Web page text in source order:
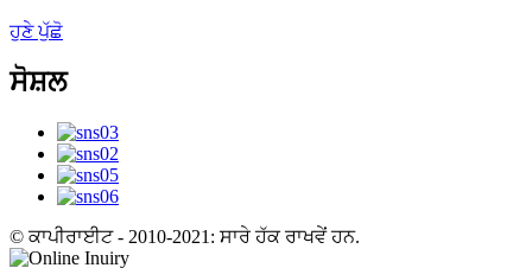
ਹੁਣੇ ਪੁੱਛੋ
ਸੋਸ਼ਲ
© ਕਾਪੀਰਾਈਟ - 2010-2021: ਸਾਰੇ ਹੱਕ ਰਾਖਵੇਂ ਹਨ.